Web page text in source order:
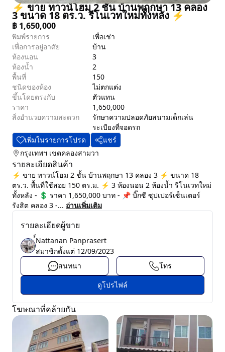
⚡ ขาย ทาวน์โฮม 2 ชั้น บ้านพฤกษา 13 คลอง
3 ขนาด 18 ตร.ว. รีโนเวทใหม่ทั้งหลัง ⚡
฿ 1,650,000
พิมพ์รายการ
เพื่อเช่า
เพื่อการอยู่อาศัย
บ้าน
ห้องนอน
3
ห้องน้ำ
2
พื้นที่
150
ชนิดของห้อง
ไม่ตกแต่ง
ขึ้นโดยตรงกับ
ตัวแทน
ราคา
1,650,000
สิ่งอำนวยความสะดวก
รักษาความปลอดภัยสนามเด็กเล่น
ระเบียงที่จอดรถ
เพิ่มในรายการโปรด
แชร์
กรุงเทพฯ เขตคลองสามวา
รายละเอียดสินค้า
⚡ ขาย ทาวน์โฮม 2 ชั้น บ้านพฤกษา 13 คลอง 3 ⚡ ขนาด 18
ตร.ว. พื้นที่ใช้สอย 150 ตร.ม. ⚡ 3 ห้องนอน 2 ห้องน้ำ รีโนเวทใหม่
ทั้งหลัง - 💲 ราคา 1,650,000 บาท - 📌 บิ๊กซี ซุปเปอร์เซ็นเตอร์
รังสิต คลอง 3 -... อ่านเพิ่มเติม
รายละเอียดผู้ขาย
์์Nattanan Panprasert
สมาชิกตั้งแต่ 12/09/2023
สนทนา
โทร
ดูโปรไฟล์
โฆษณาที่คล้ายกัน